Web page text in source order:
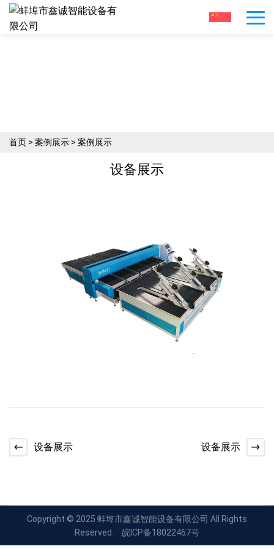
首页 > 案例展示 > 案例展示
设备展示
设备展示 设备展示
Copyright © 2025 蚌埠市鑫诚智能设备有限公司 All Rights
Reserved.
皖ICP备18022467号